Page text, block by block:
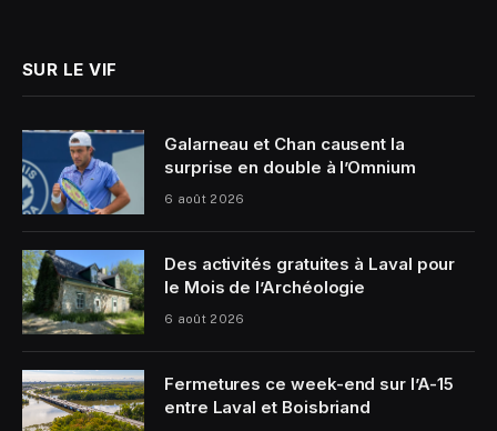
SUR LE VIF
Galarneau et Chan causent la
surprise en double à l’Omnium
6 août 2026
Des activités gratuites à Laval pour
le Mois de l’Archéologie
6 août 2026
Fermetures ce week-end sur l’A-15
entre Laval et Boisbriand